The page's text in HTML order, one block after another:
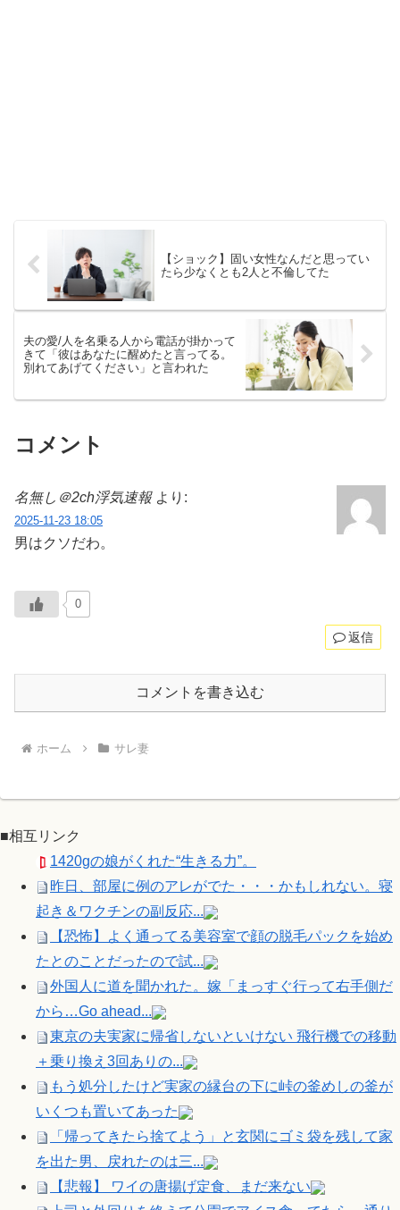
【ショック】固い女性なんだと思ってい
たら少なくとも2人と不倫してた
夫の愛/人を名乗る人から電話が掛かって
きて「彼はあなたに醒めたと言ってる。
別れてあげてください」と言われた
コメント
名無し＠2ch浮気速報 より:
2025-11-23 18:05
男はクソだわ。
0
返信
コメントを書き込む
ホーム サレ妻
■相互リンク
1420gの娘がくれた“生きる力”。
昨日、部屋に例のアレがでた・・・かもしれない。寝
起き＆ワクチンの副反応...
【恐怖】よく通ってる美容室で顔の脱毛パックを始め
たとのことだったので試...
外国人に道を聞かれた。嫁「まっすぐ行って右手側だ
から…Go ahead...
東京の夫実家に帰省しないといけない 飛行機での移動
＋乗り換え3回ありの...
もう処分したけど実家の縁台の下に峠の釜めしの釜が
いくつも置いてあった
「帰ってきたら捨てよう」と玄関にゴミ袋を残して家
を出た男、戻れたのは三...
【悲報】 ワイの唐揚げ定食、まだ来ない